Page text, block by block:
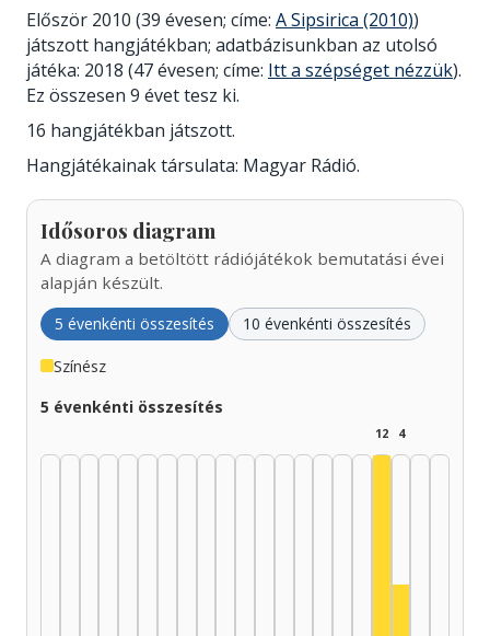
Először 2010 (39 évesen; címe: A Sipsirica (2010))
játszott hangjátékban; adatbázisunkban az utolsó
játéka: 2018 (47 évesen; címe: Itt a szépséget nézzük).
Ez összesen 9 évet tesz ki.
16 hangjátékban játszott.
Hangjátékainak társulata: Magyar Rádió.
Idősoros diagram
A diagram a betöltött rádiójátékok bemutatási évei
alapján készült.
5 évenkénti összesítés 10 évenkénti összesítés
Színész
5 évenkénti összesítés
12 4